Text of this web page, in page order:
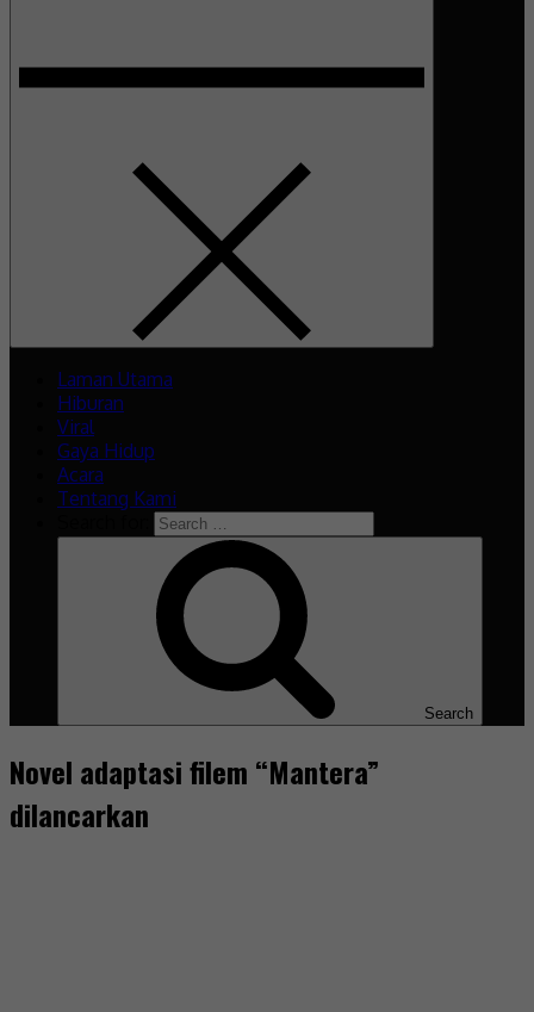
Laman Utama
Hiburan
Viral
Gaya Hidup
Acara
Tentang Kami
Search
Novel adaptasi filem “Mantera”
dilancarkan